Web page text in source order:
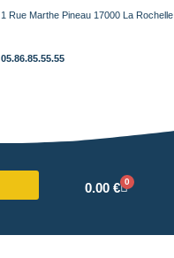
1 Rue Marthe Pineau 17000 La Rochelle
05.86.85.55.55
0.00 € 0